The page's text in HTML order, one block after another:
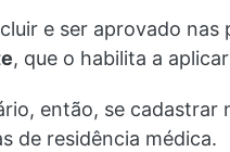
e ser aprovado nas
, que o habilita a
então, se cadastrar
de residência médica.